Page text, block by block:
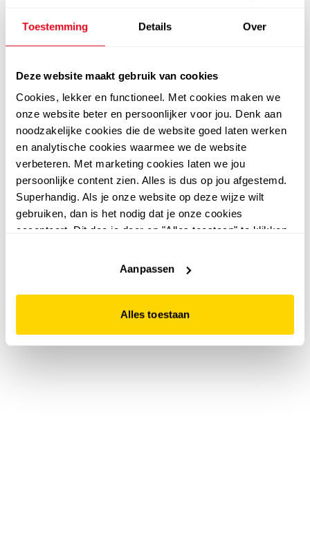
Toestemming Details Over
Deze website maakt gebruik van cookies
Cookies, lekker en functioneel. Met cookies maken we
onze website beter en persoonlijker voor jou. Denk aan
noodzakelijke cookies die de website goed laten werken
en analytische cookies waarmee we de website
verbeteren. Met marketing cookies laten we jou
persoonlijke content zien. Alles is dus op jou afgestemd.
Superhandig. Als je onze website op deze wijze wilt
gebruiken, dan is het nodig dat je onze cookies
accepteert. Dit doe je door op "Alles toestaan" te klikken.
website niet optimaal functioneert.
Aanpassen
Alles toestaan